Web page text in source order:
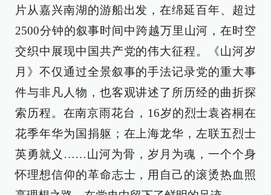
片从嘉兴南湖的游船出发，在绵延百年、超过
2500分钟的叙事时间中跨越万里山河，在时空
交织中展现中国共产党的伟大征程。《山河岁
月》不仅通过全景叙事的手法记录党的重大事
件与非凡人物，也客观讲述了所历经的曲折探
索历程。在南京雨花台，16岁的烈士袁咨桐在
花季年华为国捐躯；在上海龙华，左联五烈士
英勇就义……山河为骨，岁月为魂，一个个身
怀理想信仰的革命志士，用自己的滚烫热血照